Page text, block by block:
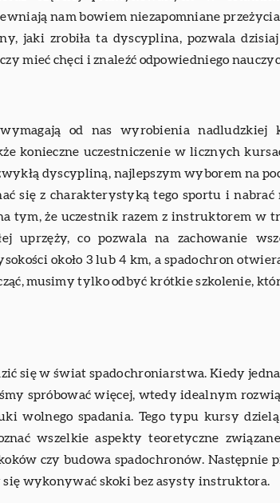
nam bowiem niezapomniane
jaki zrobiła ta dyscyplina, pozwala
mieć chęci i znaleźć odpowiedniego
od nas wyrobienia nadludzkiej
konieczne uczestniczenie w licznych
dyscypliną, najlepszym wyborem na
się z charakterystyką tego sportu i nabrać
tym, że uczestnik razem z instruktorem w
uprzęży, co pozwala na zachowanie
około 3 lub 4 km, a spadochron
musimy tylko odbyć krótkie szkolenie,
się w świat spadochroniarstwa. Kiedy
spróbować więcej, wtedy idealnym
wolnego spadania. Tego typu kursy
wszelkie aspekty teoretyczne
czy budowa spadochronów. Następnie
wykonywać skoki bez asysty instruktora.